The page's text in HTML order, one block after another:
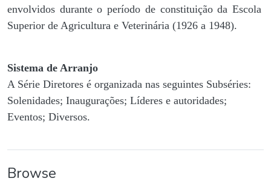
envolvidos durante o período de constituição da Escola
Superior de Agricultura e Veterinária (1926 a 1948).
Sistema de Arranjo
A Série Diretores é organizada nas seguintes Subséries:
Solenidades; Inaugurações; Líderes e autoridades;
Eventos; Diversos.
Browse